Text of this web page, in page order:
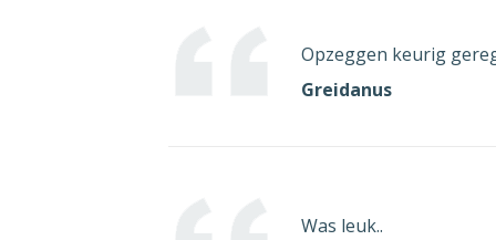
Met
Opzeggen keurig
Greidanus
Was leuk..